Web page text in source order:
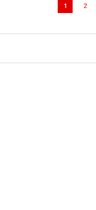
1 2